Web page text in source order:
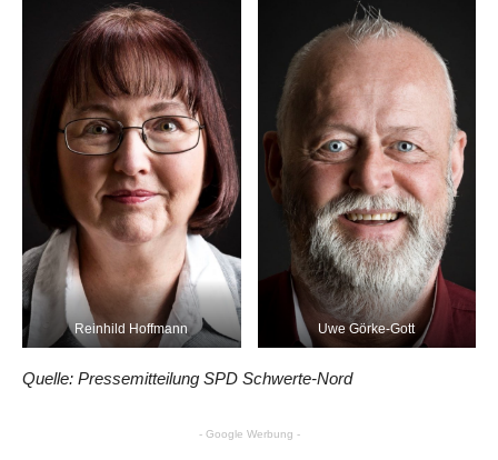
Reinhild Hoffmann Uwe Görke-Gott
Quelle: Pressemitteilung SPD Schwerte-Nord
- Google Werbung -